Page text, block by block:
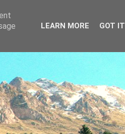
LEARN MORE GOT IT